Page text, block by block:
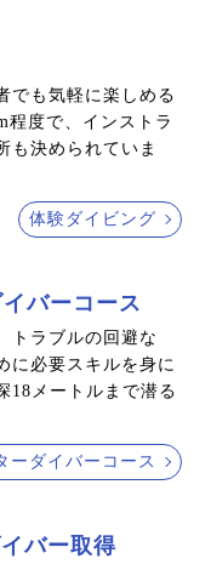
でも気軽に楽しめる
程度で、インストラ
も決められていま
体験ダイビング
バーコース
トラブルの回避な
に必要スキルを身に
18メートルまで潜る
ーダイバーコース
バー取得